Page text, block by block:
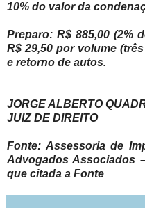
10% do valor da
Preparo: R$ 885,00 (2%
R$ 29,50 por volume
e retorno de autos.
JORGE ALBERTO
JUIZ DE DIREITO
Fonte: Assessoria de
Advogados Associados
que citada a Fonte